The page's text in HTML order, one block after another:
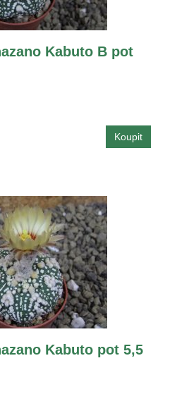
Kabuto B pot
Kabuto pot 5,5